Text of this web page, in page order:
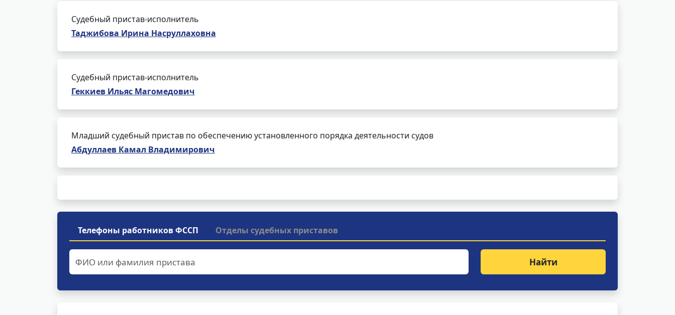
Судебный пристав-исполнитель
Таджибова Ирина Насруллаховна
Судебный пристав-исполнитель
Геккиев Ильяс Магомедович
Младший судебный пристав по обеспечению установленного порядка деятельности судов
Абдуллаев Камал Владимирович
Телефоны работников ФССП Отделы судебных приставов
Найти